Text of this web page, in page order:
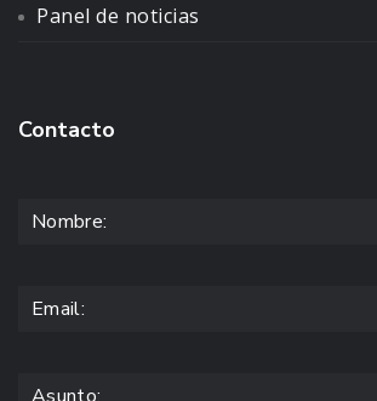
Panel de noticias
Contacto